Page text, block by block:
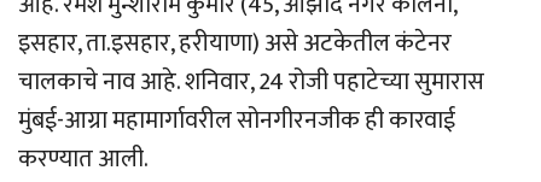
इसहार, ता.इसहार, हरीयाणा) असे अटकेतील कंटेनर
चालकाचे नाव आहे. शनिवार, 24 रोजी पहाटेच्या सुमारास
मुंबई-आग्रा महामार्गावरील सोनगीरनजीक ही कारवाई
करण्यात आली.